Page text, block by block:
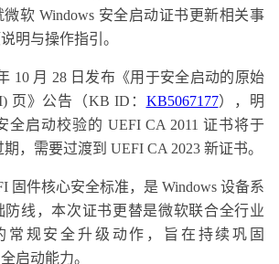
软 Windows 安全启动证书更新相关事
明与操作指引。
10 月 28 日发布《用于安全启动的原始
页》公告（KB ID： KB5067177），明
全启动校验的 UEFI CA 2011 证书将于
，需要过渡到 UEFI CA 2023 新证书。
固件核心安全标准，是 Windows 设备系
防线，本次证书更替是微软联合全行业
常规安全升级动作，旨在持续巩固
启动能力。